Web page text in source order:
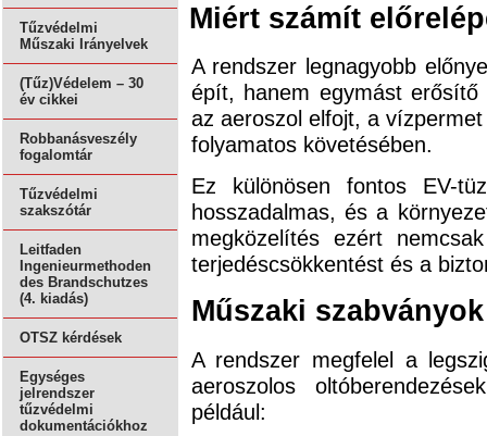
Tűzvédelmi
Műszaki Irányelvek
(Tűz)Védelem – 30
év cikkei
Robbanásveszély
fogalomtár
Tűzvédelmi
szakszótár
Leitfaden
Ingenieurmethoden
des Brandschutzes
(4. kiadás)
OTSZ kérdések
Egységes
jelrendszer
tűzvédelmi
dokumentációkhoz
Miért számít
A rendszer legnagyobb
épít, hanem egymást erősítő
az aeroszol elfojt, a
folyamatos követésében.
Ez különösen fontos EV-
hosszadalmas, és a
megközelítés ezért
terjedéscsökkentést és a
Műszaki
A rendszer megfelel a
aeroszolos
például: